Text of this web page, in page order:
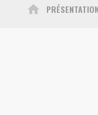
home PRÉSENTATION